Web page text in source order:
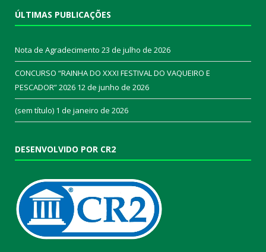
ÚLTIMAS PUBLICAÇÕES
Nota de Agradecimento 23 de julho de 2026
CONCURSO “RAINHA DO XXXI FESTIVAL DO VAQUEIRO E
PESCADOR” 2026 12 de junho de 2026
(sem título) 1 de janeiro de 2026
DESENVOLVIDO POR CR2